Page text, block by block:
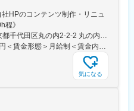
社HPのコンテンツ制作・リニュ
程》
＜勤務地詳細＞本社住所：東京都千代田区丸の内2-2-2 丸の内三井ビルディング勤務地最寄駅：東京メトロ千代田線／二重橋前駅受動喫煙対策：屋内全面禁煙変更の範囲：会社の定める事業所
＜予定年収＞450万円～596万円＜賃金形態＞月給制＜賃金内訳＞月額（基本給）：281,250円～350,000円＜月給＞281,250円～350,000円＜昇給有無＞有＜残業手当＞有＜給与補足＞ ※昇給(年１回・７月） ※賞与(年２回、前年実績年間4ヶ月) 業績および評価により支給月数は異なります。 ※役職採用の場合、役職手当（係長職：30,000円/月）を支給（年収に含む）賃金はあくまでも目安の金額であり、選考を通じて上下する可能性があります。月給(月額)は固定手当を含めた表記です。
気になる